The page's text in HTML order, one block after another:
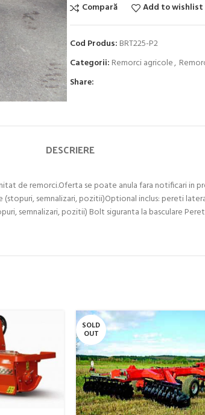
Compară
Add to wishlist
Cod Produs: BRT225-P2
Categorii: Remorci agricole,
Share:
DESCRIERE
de remorci.Oferta se poate anula fara notificari
semnalizari, pozitii)Optional inclus: pereti
semnalizari, pozitii) Bolt siguranta la basculare
SOLD
OUT